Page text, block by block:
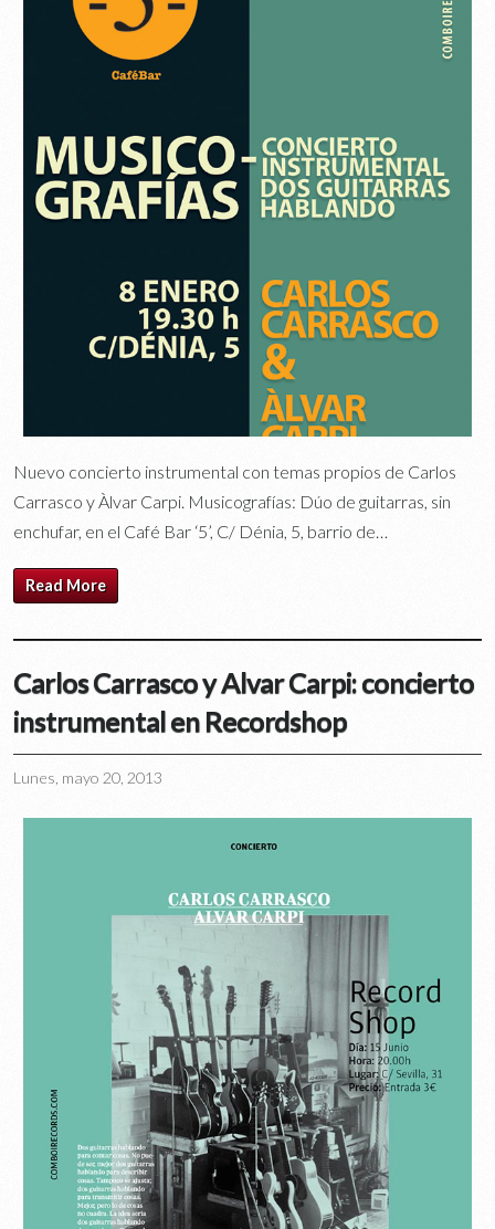
Nuevo concierto instrumental con temas propios de Carlos
Carrasco y Àlvar Carpi. Musicografías: Dúo de guitarras, sin
enchufar, en el Café Bar ‘5’, C/ Dénia, 5, barrio de…
Read More
Carlos Carrasco y Alvar Carpi: concierto
instrumental en Recordshop
Lunes, mayo 20, 2013